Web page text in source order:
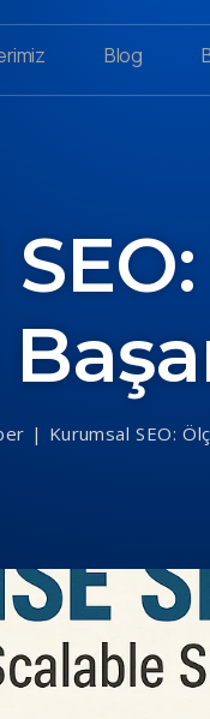
Blog
| Kurumsal SEO: